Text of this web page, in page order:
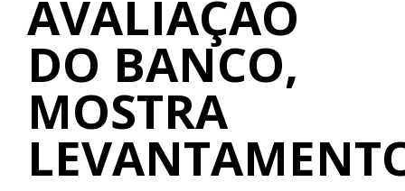
AVALIAÇÃO
DO BANCO,
MOSTRA